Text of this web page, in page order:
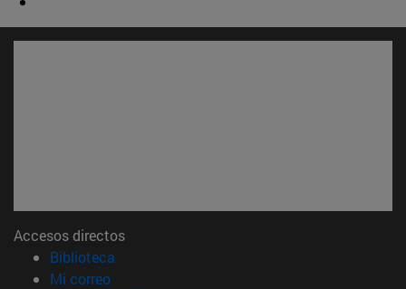
Accesos directos
Biblioteca
Mi correo(abre en nueva ventana)